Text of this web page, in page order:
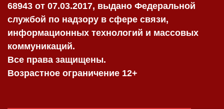
68943 от 07.03.2017, выдано Федеральной
службой по надзору в сфере связи,
информационных технологий и массовых
коммуникаций.
Все права защищены.
Возрастное ограничение 12+